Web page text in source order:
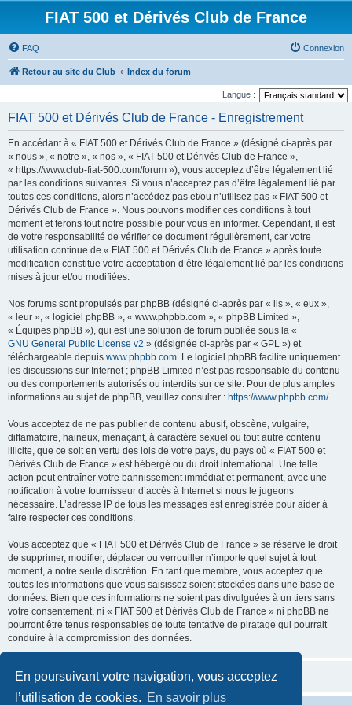
En poursuivant votre navigation, vous acceptez
l’utilisation de cookies. En savoir plus
FIAT 500 et Dérivés Club de France
FAQ Connexion
Retour au site du Club Index du forum
Langue :
FIAT 500 et Dérivés Club de France - Enregistrement
En accédant à « FIAT 500 et Dérivés Club de France » (désigné ci-après par
« nous », « notre », « nos », « FIAT 500 et Dérivés Club de France »,
« https://www.club-fiat-500.com/forum »), vous acceptez d’être légalement lié
par les conditions suivantes. Si vous n’acceptez pas d’être légalement lié par
toutes ces conditions, alors n’accédez pas et/ou n’utilisez pas « FIAT 500 et
Dérivés Club de France ». Nous pouvons modifier ces conditions à tout
moment et ferons tout notre possible pour vous en informer. Cependant, il est
de votre responsabilité de vérifier ce document régulièrement, car votre
utilisation continue de « FIAT 500 et Dérivés Club de France » après toute
modification constitue votre acceptation d’être légalement lié par les conditions
mises à jour et/ou modifiées.
Nos forums sont propulsés par phpBB (désigné ci-après par « ils », « eux »,
« leur », « logiciel phpBB », « www.phpbb.com », « phpBB Limited »,
« Équipes phpBB »), qui est une solution de forum publiée sous la «
GNU General Public License v2 » (désignée ci-après par « GPL ») et
téléchargeable depuis www.phpbb.com. Le logiciel phpBB facilite uniquement
les discussions sur Internet ; phpBB Limited n’est pas responsable du contenu
ou des comportements autorisés ou interdits sur ce site. Pour de plus amples
informations au sujet de phpBB, veuillez consulter : https://www.phpbb.com/.
Vous acceptez de ne pas publier de contenu abusif, obscène, vulgaire,
diffamatoire, haineux, menaçant, à caractère sexuel ou tout autre contenu
illicite, que ce soit en vertu des lois de votre pays, du pays où « FIAT 500 et
Dérivés Club de France » est hébergé ou du droit international. Une telle
action peut entraîner votre bannissement immédiat et permanent, avec une
notification à votre fournisseur d’accès à Internet si nous le jugeons
nécessaire. L’adresse IP de tous les messages est enregistrée pour aider à
faire respecter ces conditions.
Vous acceptez que « FIAT 500 et Dérivés Club de France » se réserve le droit
de supprimer, modifier, déplacer ou verrouiller n’importe quel sujet à tout
moment, à notre seule discrétion. En tant que membre, vous acceptez que
toutes les informations que vous saisissez soient stockées dans une base de
données. Bien que ces informations ne soient pas divulguées à un tiers sans
votre consentement, ni « FIAT 500 et Dérivés Club de France » ni phpBB ne
pourront être tenus responsables de toute tentative de piratage qui pourrait
conduire à la compromission des données.